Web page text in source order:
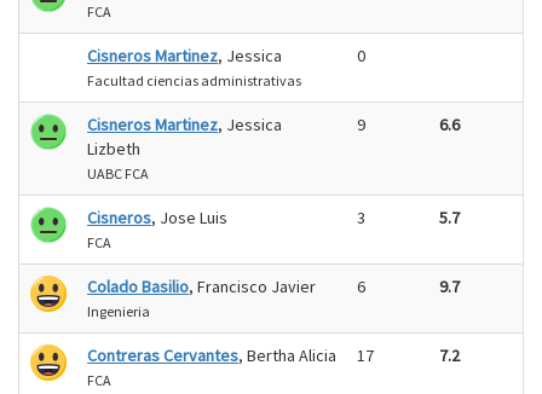
FCA
Cisneros Martinez, Jessica
Facultad ciencias administrativas
0
Cisneros Martinez, Jessica
Lizbeth
UABC FCA
9 6.6
Cisneros, Jose Luis
FCA
3 5.7
Colado Basilio, Francisco Javier
Ingenieria
6 9.7
Contreras Cervantes, Bertha Alicia
FCA
17 7.2